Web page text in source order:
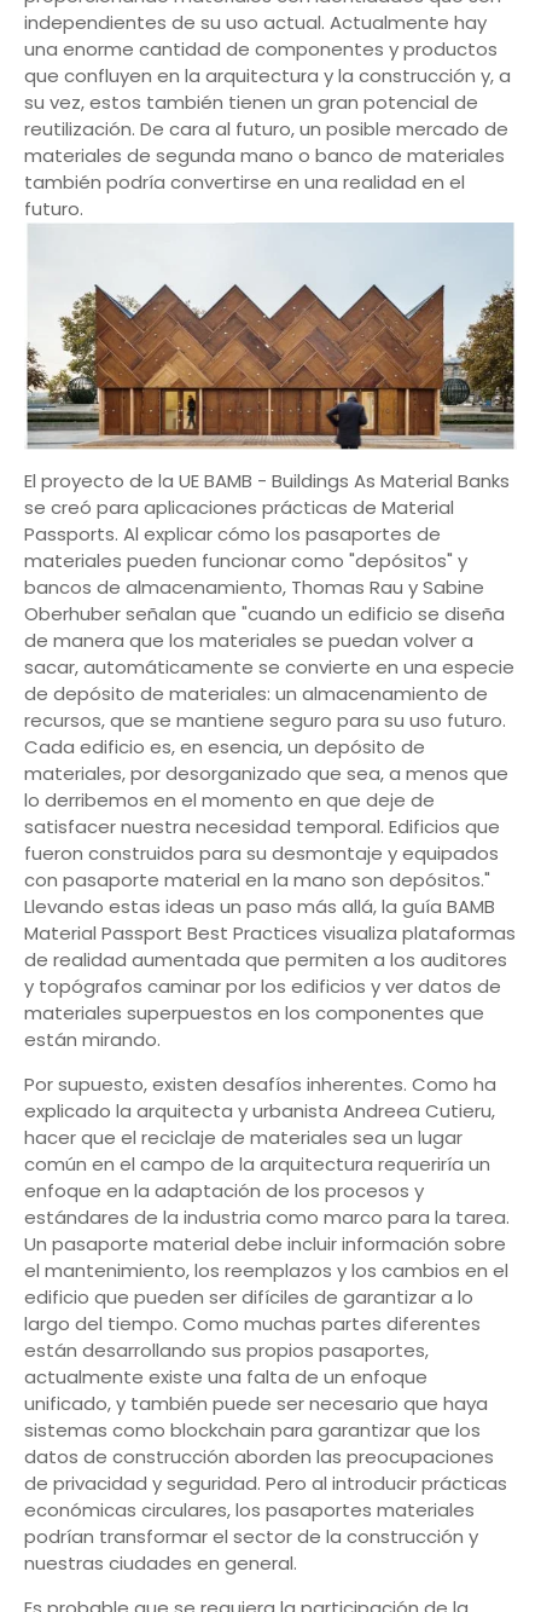
independientes de su uso actual. Actualmente hay
una enorme cantidad de componentes y productos
que confluyen en la arquitectura y la construcción y, a
su vez, estos también tienen un gran potencial de
reutilización. De cara al futuro, un posible mercado de
materiales de segunda mano o banco de materiales
también podría convertirse en una realidad en el
futuro.
El proyecto de la UE BAMB - Buildings As Material Banks
se creó para aplicaciones prácticas de Material
Passports. Al explicar cómo los pasaportes de
materiales pueden funcionar como "depósitos" y
bancos de almacenamiento, Thomas Rau y Sabine
Oberhuber señalan que "cuando un edificio se diseña
de manera que los materiales se puedan volver a
sacar, automáticamente se convierte en una especie
de depósito de materiales: un almacenamiento de
recursos, que se mantiene seguro para su uso futuro.
Cada edificio es, en esencia, un depósito de
materiales, por desorganizado que sea, a menos que
lo derribemos en el momento en que deje de
satisfacer nuestra necesidad temporal. Edificios que
fueron construidos para su desmontaje y equipados
con pasaporte material en la mano son depósitos."
Llevando estas ideas un paso más allá, la guía BAMB
Material Passport Best Practices visualiza plataformas
de realidad aumentada que permiten a los auditores
y topógrafos caminar por los edificios y ver datos de
materiales superpuestos en los componentes que
están mirando.
Por supuesto, existen desafíos inherentes. Como ha
explicado la arquitecta y urbanista Andreea Cutieru,
hacer que el reciclaje de materiales sea un lugar
común en el campo de la arquitectura requeriría un
enfoque en la adaptación de los procesos y
estándares de la industria como marco para la tarea.
Un pasaporte material debe incluir información sobre
el mantenimiento, los reemplazos y los cambios en el
edificio que pueden ser difíciles de garantizar a lo
largo del tiempo. Como muchas partes diferentes
están desarrollando sus propios pasaportes,
actualmente existe una falta de un enfoque
unificado, y también puede ser necesario que haya
sistemas como blockchain para garantizar que los
datos de construcción aborden las preocupaciones
de privacidad y seguridad. Pero al introducir prácticas
económicas circulares, los pasaportes materiales
podrían transformar el sector de la construcción y
nuestras ciudades en general.